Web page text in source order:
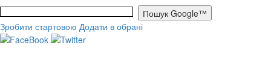
Зробити стартовою Додати в обрані